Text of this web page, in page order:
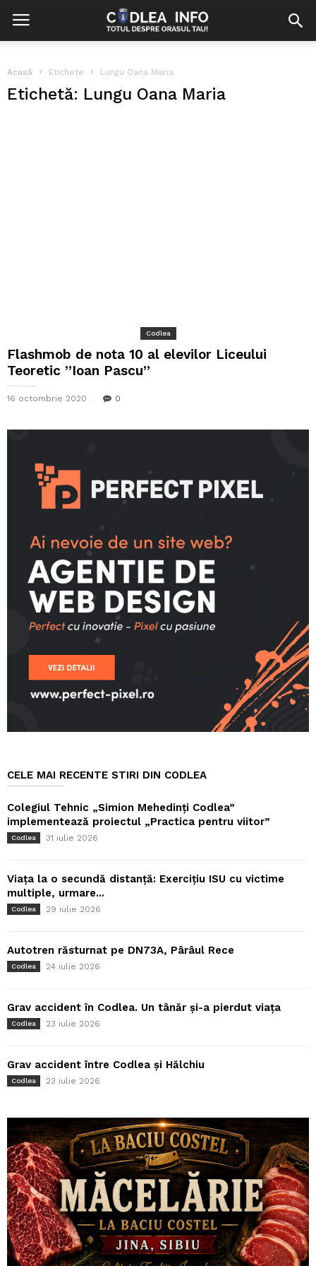
Acasă Etichete Lungu Oana Maria
Etichetă: Lungu Oana Maria
Codlea
Flashmob de nota 10 al elevilor Liceului
Teoretic ”Ioan Pascu”
16 octombrie 2020 0
CELE MAI RECENTE STIRI DIN CODLEA
Colegiul Tehnic „Simion Mehedinți Codlea”
implementează proiectul „Practica pentru viitor”
Codlea 31 iulie 2026
Viața la o secundă distanță: Exercițiu ISU cu victime
multiple, urmare...
Codlea 29 iulie 2026
Autotren răsturnat pe DN73A, Pârâul Rece
Codlea 24 iulie 2026
Grav accident în Codlea. Un tânăr și-a pierdut viața
Codlea 23 iulie 2026
Grav accident între Codlea și Hălchiu
Codlea 23 iulie 2026